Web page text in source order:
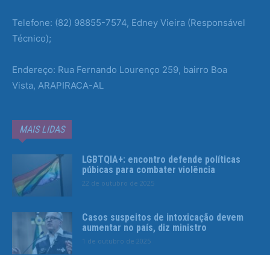
Telefone: (82) 98855-7574, Edney Vieira (Responsável
Técnico);
Endereço: Rua Fernando Lourenço 259, bairro Boa
Vista, ARAPIRACA-AL
MAIS LIDAS
LGBTQIA+: encontro defende políticas
púbicas para combater violência
22 de outubro de 2025
Casos suspeitos de intoxicação devem
aumentar no país, diz ministro
1 de outubro de 2025